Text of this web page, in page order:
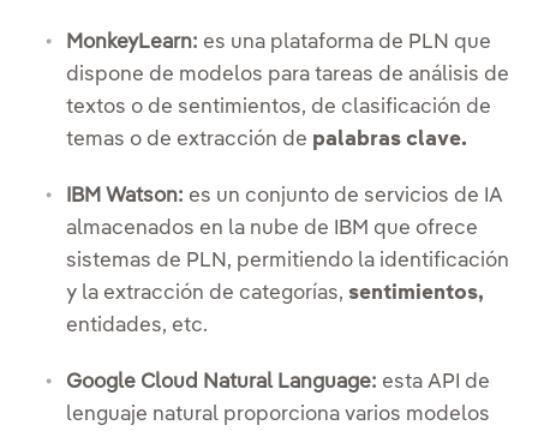
MonkeyLearn: es una plataforma de PLN que
dispone de modelos para tareas de análisis de
textos o de sentimientos, de clasificación de
temas o de extracción de palabras clave.
IBM Watson: es un conjunto de servicios de IA
almacenados en la nube de IBM que ofrece
sistemas de PLN, permitiendo la identificación
y la extracción de categorías, sentimientos,
entidades, etc.
Google Cloud Natural Language: esta API de
lenguaje natural proporciona varios modelos